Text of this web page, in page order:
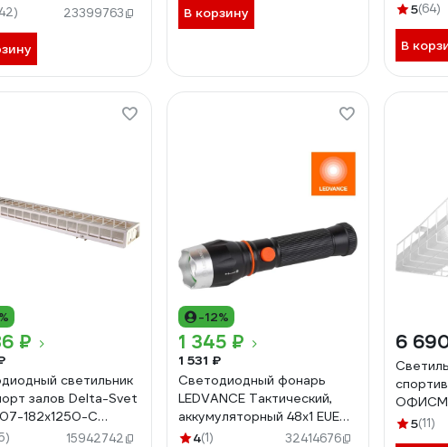
Li-ion 18650
23399763 В корзину
5(64)
В
₽
светильник
залов Delta-Svet
182x1250-С
15942742
-12%
1 345 ₽
1 531 ₽
Светодиодный фонарь
LEDVANCE Тактический,
аккумуляторный 48x1 EUE
LEDV 4099854175800
4(1) 32414676
6
5(11)